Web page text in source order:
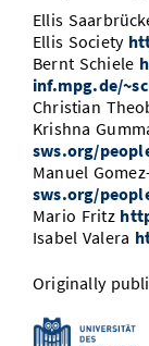
Ellis
Ellis Society
Bernt Schiele
inf.mpg.de/
Christian
Krishna
sws.org/
Manuel
sws.org/
Mario Fritz
Isabel Valera
Originally